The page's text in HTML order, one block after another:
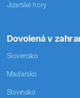
Jizerské hory
Dovolená v
Slovensko
Maďarsko
Slovinsko